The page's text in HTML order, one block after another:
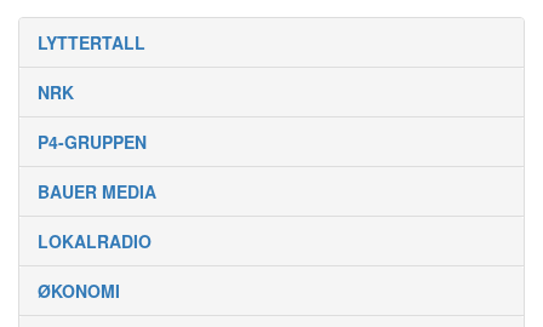
LYTTERTALL
NRK
P4-GRUPPEN
BAUER MEDIA
LOKALRADIO
ØKONOMI